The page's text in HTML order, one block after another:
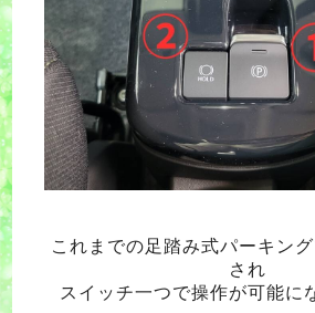
これまでの足踏み式パーキン
され
スイッチ一つで操作が可能に